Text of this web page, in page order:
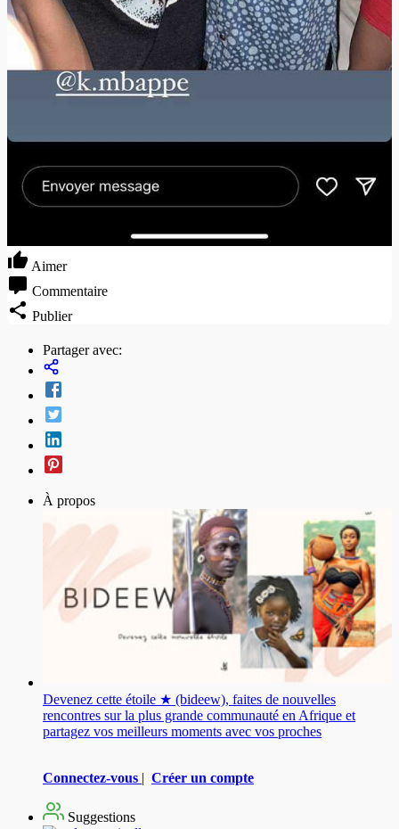
Aimer
Commentaire
Publier
Partager avec:
À propos
Devenez cette étoile ★ (bideew), faites de nouvelles
rencontres sur la plus grande communauté en Afrique et
partagez vos meilleurs moments avec vos proches
Connectez-vous | Créer un compte
Suggestions